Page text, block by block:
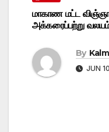
மாகாண மட்ட
அக்கரைப்பற்று
By
JUN